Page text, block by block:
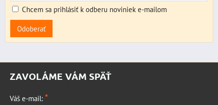
Chcem sa prihlásiť k odberu noviniek e-mailom
Odoberať
ZAVOLÁME VÁM SPÄŤ
Váš e-mail: *